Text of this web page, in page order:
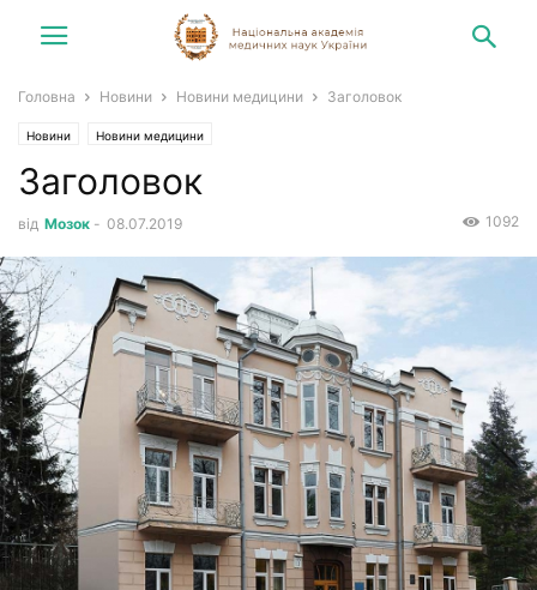
Головна Новини Новини медицини Заголовок
Новини Новини медицини
Заголовок
від Мозок - 08.07.2019 1092